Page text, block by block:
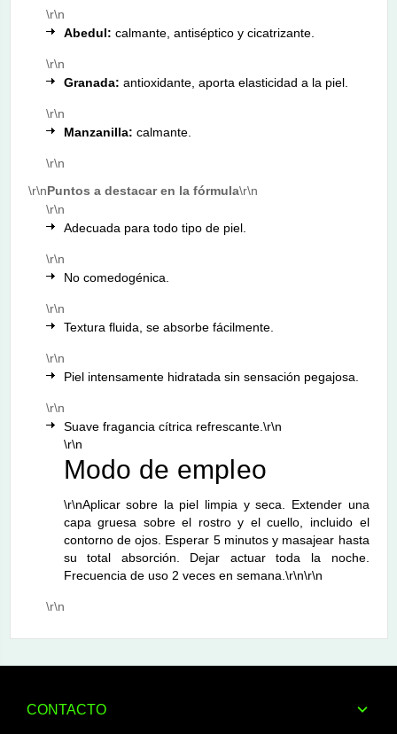
\r\n
Abedul: calmante, antiséptico y cicatrizante.
\r\n
Granada: antioxidante, aporta elasticidad a la piel.
\r\n
Manzanilla: calmante.
\r\n
\r\nPuntos a destacar en la fórmula\r\n
\r\n
Adecuada para todo tipo de piel.
\r\n
No comedogénica.
\r\n
Textura fluida, se absorbe fácilmente.
\r\n
Piel intensamente hidratada sin sensación pegajosa.
\r\n
Suave fragancia cítrica refrescante.\r\n
\r\n
Modo de empleo
\r\nAplicar sobre la piel limpia y seca. Extender una
capa gruesa sobre el rostro y el cuello, incluido el
contorno de ojos. Esperar 5 minutos y masajear hasta
su total absorción. Dejar actuar toda la noche.
Frecuencia de uso 2 veces en semana.\r\n\r\n
\r\n
CONTACTO